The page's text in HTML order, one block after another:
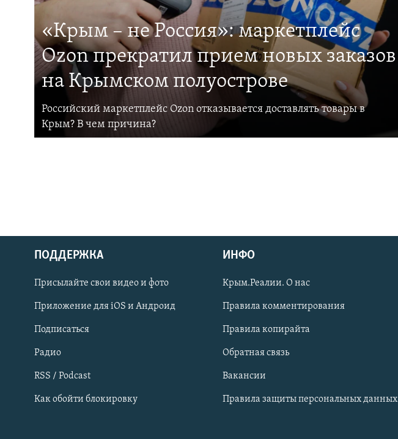
Українською
Qırımtatar
ПРИСОЕДИНЯЙТЕСЬ!
«Крым – не Россия»: маркетплейс
Ozon прекратил прием новых заказов
на Крымском полуострове
Российский маркетплейс Ozon отказывается доставлять товары в
Крым? В чем причина?
ПОДДЕРЖКА
Присылайте свои видео и фото
Приложение для iOS и Андроид
Подписаться
Радио
RSS / Podcast
Как обойти блокировку
ИНФО
Крым.Реалии. О нас
Правила комментирования
Правила копирайта
Обратная связь
Вакансии
Правила защиты персональных данных